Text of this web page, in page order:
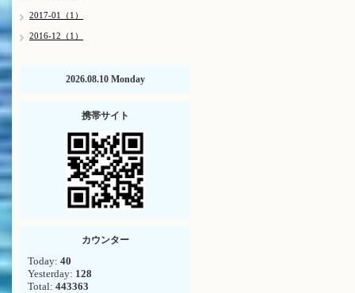
2017-01（1）
2016-12（1）
2026.08.10 Monday
携帯サイト
カウンター
Today: 40
Yesterday: 128
Total: 443363